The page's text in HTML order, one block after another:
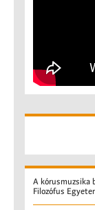
A kórusmuzsika
Filozófus